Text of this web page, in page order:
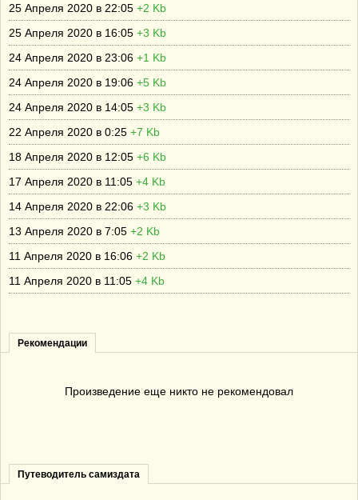
25 Апреля 2020 в 22:05 +2 Kb
25 Апреля 2020 в 16:05 +3 Kb
24 Апреля 2020 в 23:06 +1 Kb
24 Апреля 2020 в 19:06 +5 Kb
24 Апреля 2020 в 14:05 +3 Kb
22 Апреля 2020 в 0:25 +7 Kb
18 Апреля 2020 в 12:05 +6 Kb
17 Апреля 2020 в 11:05 +4 Kb
14 Апреля 2020 в 22:06 +3 Kb
13 Апреля 2020 в 7:05 +2 Kb
11 Апреля 2020 в 16:06 +2 Kb
11 Апреля 2020 в 11:05 +4 Kb
Рекомендации
Произведение еще никто не рекомендовал
Путеводитель самиздата